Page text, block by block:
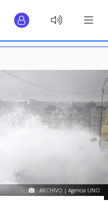
ARCHIVO | Agencia UNO